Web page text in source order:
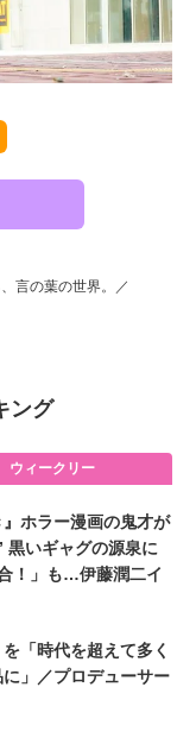
言の葉の世界。／
ング
ウィークリー
』ホラー漫画の鬼才が
黒いギャグの源泉に
！」も…伊藤潤二イ
「時代を超えて多く
」／プロデューサー